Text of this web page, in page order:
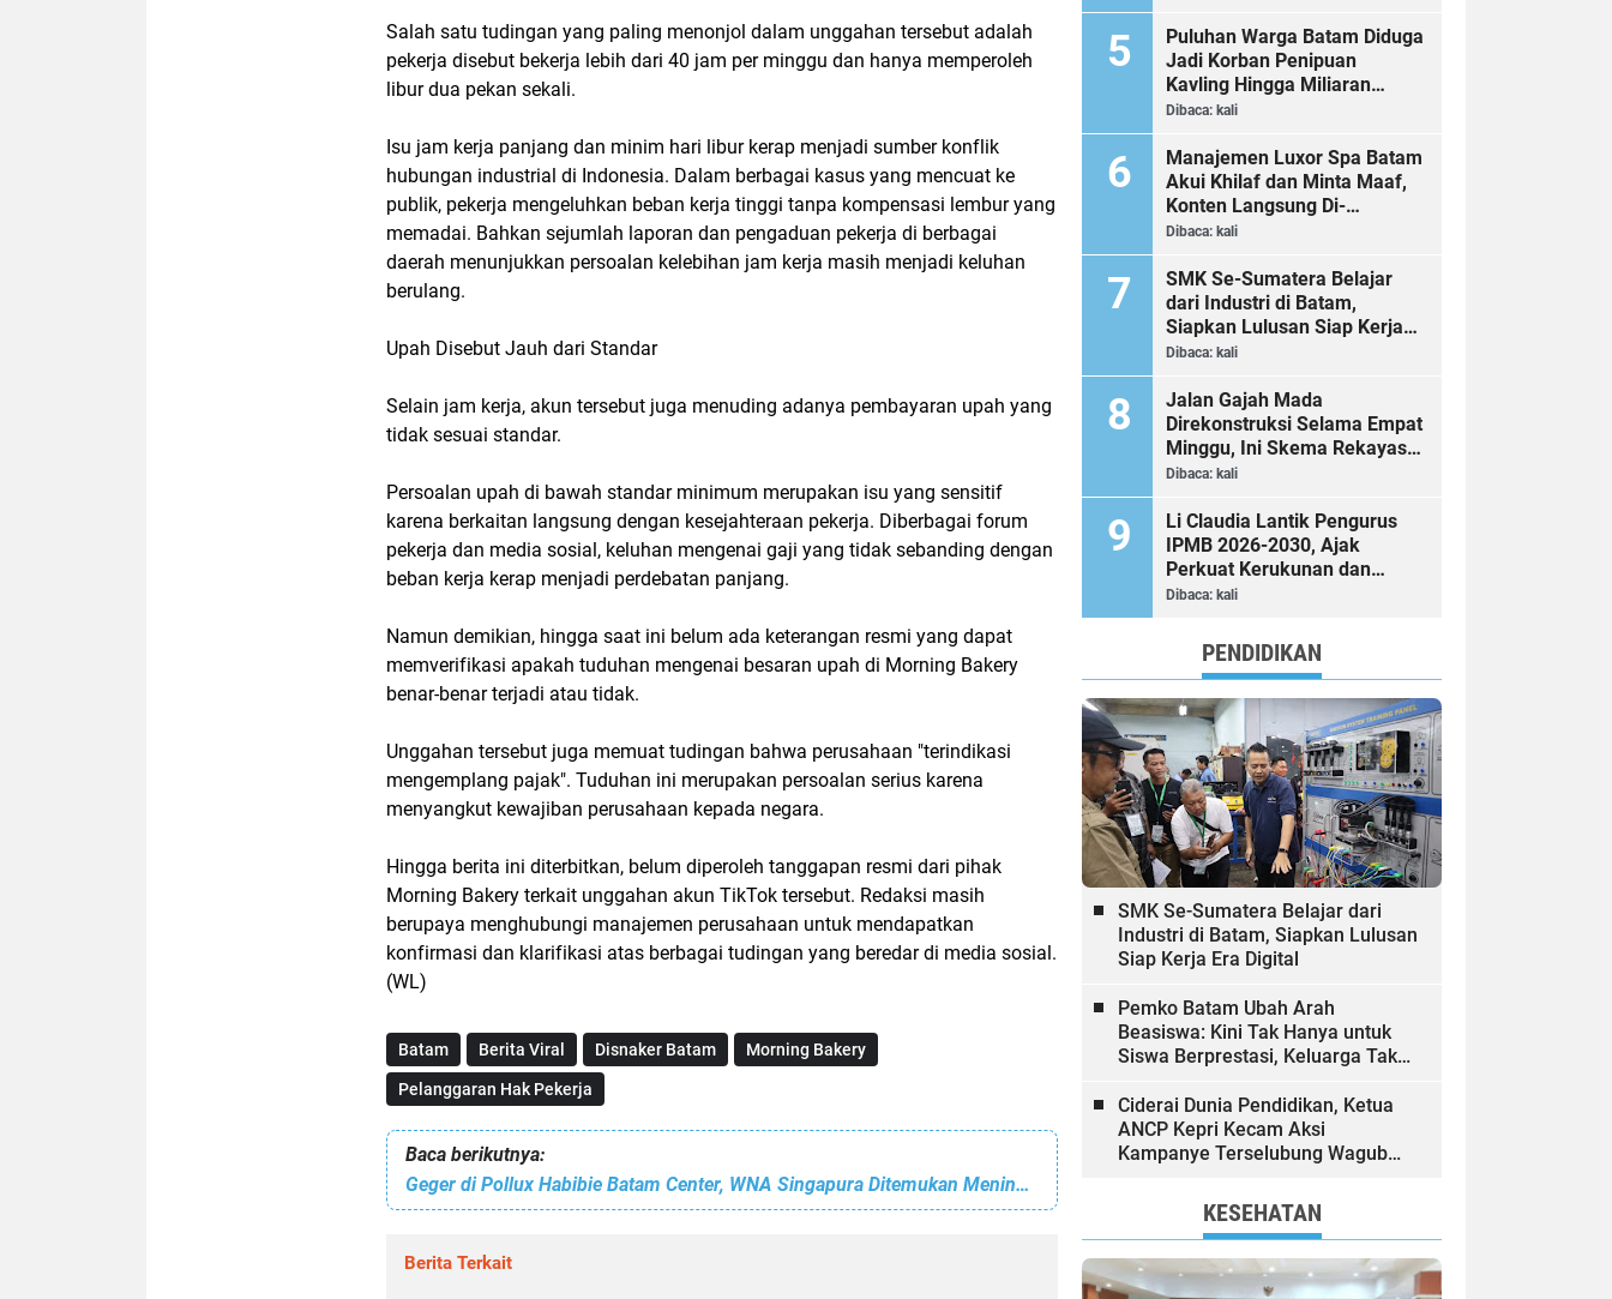
Salah satu tudingan yang paling menonjol dalam unggahan tersebut adalah
pekerja disebut bekerja lebih dari 40 jam per minggu dan hanya memperoleh
libur dua pekan sekali.
Isu jam kerja panjang dan minim hari libur kerap menjadi sumber konflik
hubungan industrial di Indonesia. Dalam berbagai kasus yang mencuat ke
publik, pekerja mengeluhkan beban kerja tinggi tanpa kompensasi lembur yang
memadai. Bahkan sejumlah laporan dan pengaduan pekerja di berbagai
daerah menunjukkan persoalan kelebihan jam kerja masih menjadi keluhan
berulang.
Upah Disebut Jauh dari Standar
Selain jam kerja, akun tersebut juga menuding adanya pembayaran upah yang
tidak sesuai standar.
Persoalan upah di bawah standar minimum merupakan isu yang sensitif
karena berkaitan langsung dengan kesejahteraan pekerja. Diberbagai forum
pekerja dan media sosial, keluhan mengenai gaji yang tidak sebanding dengan
beban kerja kerap menjadi perdebatan panjang.
Namun demikian, hingga saat ini belum ada keterangan resmi yang dapat
memverifikasi apakah tuduhan mengenai besaran upah di Morning Bakery
benar-benar terjadi atau tidak.
Unggahan tersebut juga memuat tudingan bahwa perusahaan "terindikasi
mengemplang pajak". Tuduhan ini merupakan persoalan serius karena
menyangkut kewajiban perusahaan kepada negara.
Hingga berita ini diterbitkan, belum diperoleh tanggapan resmi dari pihak
Morning Bakery terkait unggahan akun TikTok tersebut. Redaksi masih
berupaya menghubungi manajemen perusahaan untuk mendapatkan
konfirmasi dan klarifikasi atas berbagai tudingan yang beredar di media sosial.
(WL)
Batam Berita Viral Disnaker Batam Morning Bakery
Pelanggaran Hak Pekerja
Baca berikutnya:
Geger di Pollux Habibie Batam Center, WNA Singapura Ditemukan Meninggal di Kamar Apartemen Lantai 38
Berita Terkait
Puluhan Warga Batam Diduga
Jadi Korban Penipuan
Kavling Hingga Miliaran
Rupiah, Laporan ke Polda
Dibaca: kali
Manajemen Luxor Spa Batam
Akui Khilaf dan Minta Maaf,
Konten Langsung Di-
Takedown
Dibaca: kali
SMK Se-Sumatera Belajar
dari Industri di Batam,
Siapkan Lulusan Siap Kerja
Era Digital
Dibaca: kali
Jalan Gajah Mada
Direkonstruksi Selama Empat
Minggu, Ini Skema Rekayasa
Lalu Lintasnya
Dibaca: kali
Li Claudia Lantik Pengurus
IPMB 2026-2030, Ajak
Perkuat Kerukunan dan
Sinergi dengan Pemko Batam
Dibaca: kali
PENDIDIKAN
SMK Se-Sumatera Belajar dari
Industri di Batam, Siapkan Lulusan
Siap Kerja Era Digital
Pemko Batam Ubah Arah
Beasiswa: Kini Tak Hanya untuk
Siswa Berprestasi, Keluarga Tak
Dibiayai
Ciderai Dunia Pendidikan, Ketua
ANCP Kepri Kecam Aksi
Kampanye Terselubung Wagub
KESEHATAN